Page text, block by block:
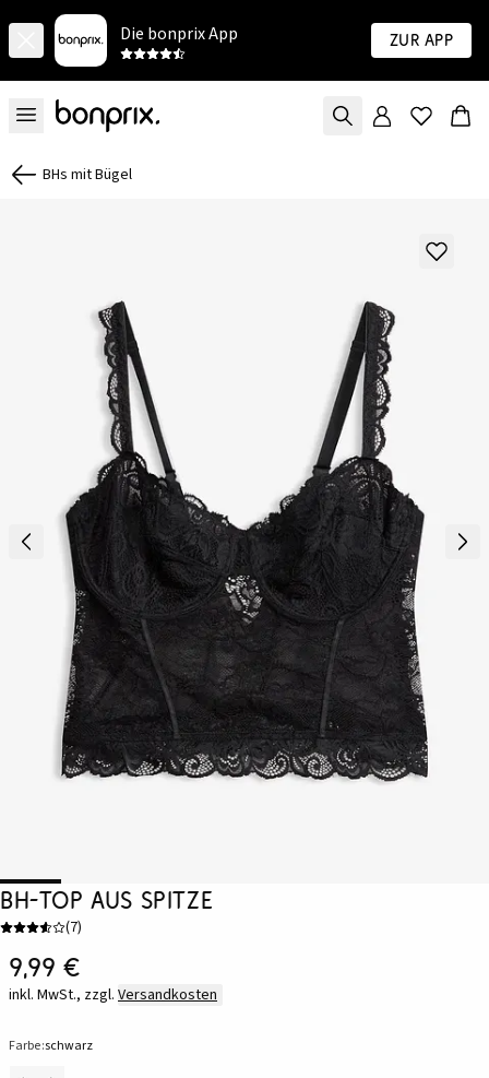
Die bonprix App Zur App
BHs mit Bügel
BH-Top aus Spitze
(7)
9,99 €
inkl. MwSt., zzgl. Versandkosten
Farbe:schwarz